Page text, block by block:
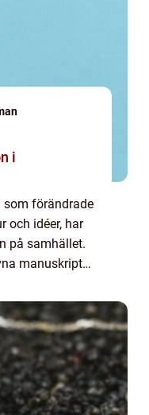
i
som förändrade
och idéer, har
på samhället.
manuskript